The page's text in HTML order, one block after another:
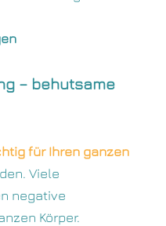
– behutsame
für Ihren ganzen
Viele
negative
Körper.